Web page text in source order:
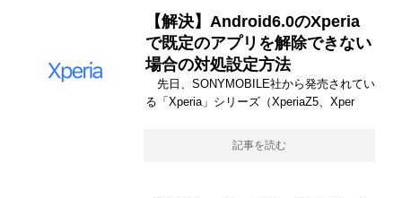
【解決】Android6.0のXperia
で既定のアプリを解除できない
場合の対処設定方法
先日、SONYMOBILE社から発売されてい
る「Xperia」シリーズ（XperiaZ5、Xper
記事を読む